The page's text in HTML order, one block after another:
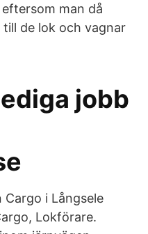
man då
de lok och vagnar
jobb
i Långsele
Lokförare.